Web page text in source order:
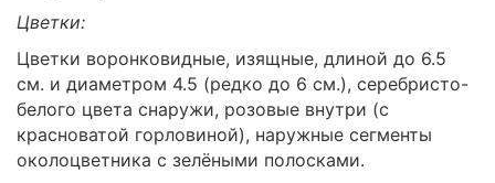
Цветки:
Цветки воронковидные, изящные, длиной до 6.5
см. и диаметром 4.5 (редко до 6 см.), серебристо-
белого цвета снаружи, розовые внутри (с
красноватой горловиной), наружные сегменты
околоцветника с зелёными полосками.